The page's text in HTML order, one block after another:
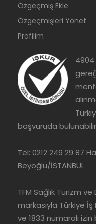
Özgeçmiş Ekle
Özgeçmişleri Yönet
Profilim
4904
başvuruda
Tel: 0212 249 29 87
Beyoğlu/İSTANBUL
TFM Sağlık Turizm ve
markasıyla Türkiye
ve 1833 numaralı